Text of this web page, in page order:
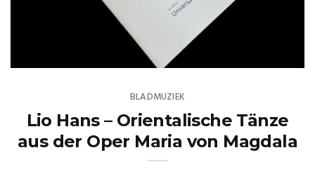
BLADMUZIEK
Lio Hans – Orientalische Tänze
aus der Oper Maria von Magdala